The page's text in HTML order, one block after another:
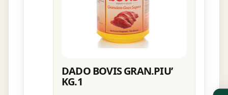
DADO BOVIS GRAN.PIU’
KG.1